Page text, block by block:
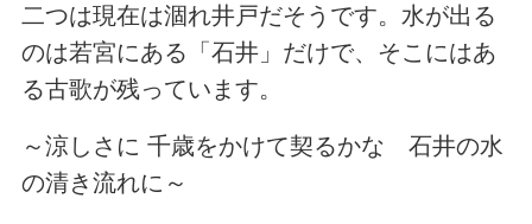
二つは現在は涸れ井戸だそうです。水が出る
のは若宮にある「石井」だけで、そこにはあ
る古歌が残っています。
～涼しさに 千歳をかけて契るかな 石井の水
の清き流れに～